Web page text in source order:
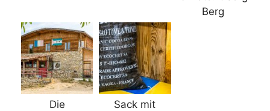
Berg
Die
Sack mit